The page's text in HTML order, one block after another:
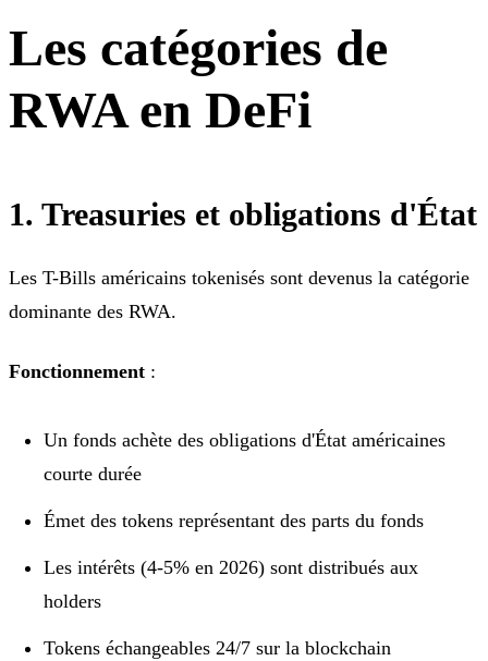
Les catégories de
RWA en DeFi
1. Treasuries et obligations d'État
Les T-Bills américains tokenisés sont devenus la catégorie
dominante des RWA.
Fonctionnement :
Un fonds achète des obligations d'État américaines
courte durée
Émet des tokens représentant des parts du fonds
Les intérêts (4-5% en 2026) sont distribués aux
holders
Tokens échangeables 24/7 sur la blockchain